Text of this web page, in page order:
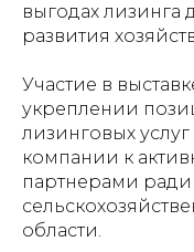
выгодах
развития
Участие в
укреплении
лизинговых
компании к
партнерами
области.